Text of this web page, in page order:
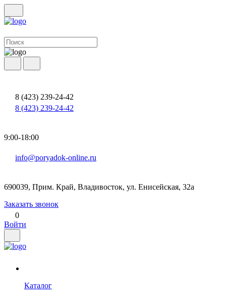
8 (423) 239-24-42
8 (423) 239-24-42
9:00-18:00
info@poryadok-online.ru
690039, Прим. Край, Владивосток, ул. Енисейская, 32а
Заказать звонок
0
Войти
Каталог